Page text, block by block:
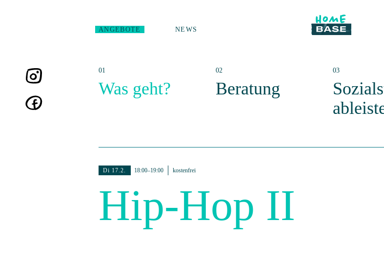
ANGEBOTE NEWS
Was geht? Beratung
Di 17.2. 18:00–19:00 kostenfrei
Hip-Hop II